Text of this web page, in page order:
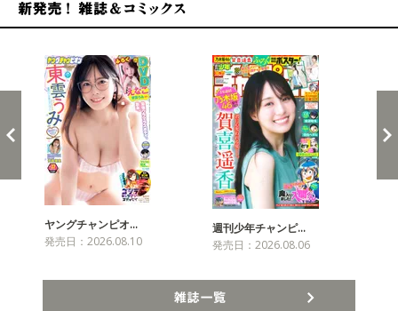
ヤングチャンピオ…
発売日：2026.08.10
週刊少年チャンピ…
発売日：2026.08.06